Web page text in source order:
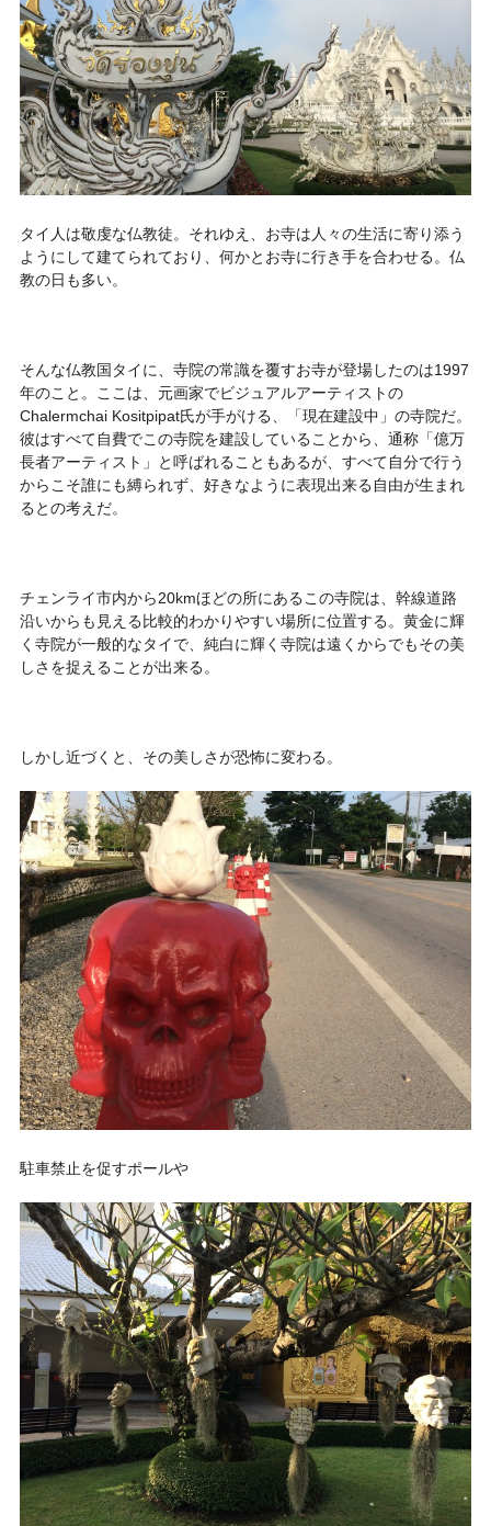
タイ人は敬虔な仏教徒。それゆえ、お寺は人々の生活に寄り添う
ようにして建てられており、何かとお寺に行き手を合わせる。仏
教の日も多い。
そんな仏教国タイに、寺院の常識を覆すお寺が登場したのは1997
年のこと。ここは、元画家でビジュアルアーティストの
Chalermchai Kositpipat氏が手がける、「現在建設中」の寺院だ。
彼はすべて自費でこの寺院を建設していることから、通称「億万
長者アーティスト」と呼ばれることもあるが、すべて自分で行う
からこそ誰にも縛られず、好きなように表現出来る自由が生まれ
るとの考えだ。
チェンライ市内から20kmほどの所にあるこの寺院は、幹線道路
沿いからも見える比較的わかりやすい場所に位置する。黄金に輝
く寺院が一般的なタイで、純白に輝く寺院は遠くからでもその美
しさを捉えることが出来る。
しかし近づくと、その美しさが恐怖に変わる。
駐車禁止を促すポールや